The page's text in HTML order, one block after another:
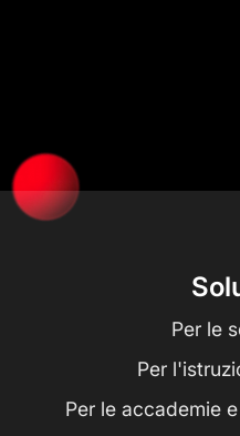
Per le
Per
Per le accademie